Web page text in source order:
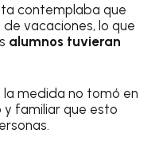
contemplaba que
vacaciones, lo que
alumnos tuvieran
la medida no tomó en
familiar que esto